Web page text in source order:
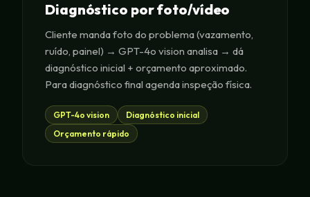
Diagnóstico por foto/vídeo
Cliente manda foto do problema (vazamento,
ruído, painel) → GPT-4o vision analisa → dá
diagnóstico inicial + orçamento aproximado.
Para diagnóstico final agenda inspeção física.
GPT-4o vision
Diagnóstico inicial
Orçamento rápido